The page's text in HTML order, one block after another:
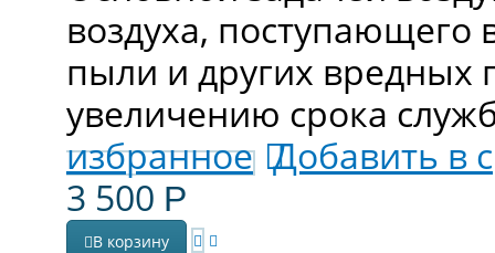
воздуха, поступающего
пыли и других вредных
увеличению срока
избранное Добавить в
3 500 Р
В корзину